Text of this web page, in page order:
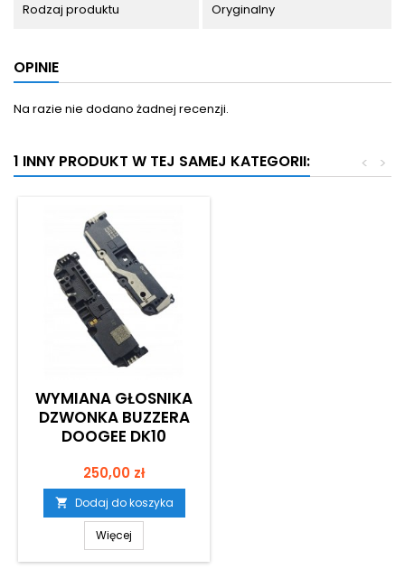
Rodzaj produktu Oryginalny
OPINIE
Na razie nie dodano żadnej recenzji.
1 INNY PRODUKT W TEJ SAMEJ KATEGORII: >
<
WYMIANA GŁOSNIKA
DZWONKA BUZZERA
DOOGEE DK10
Cena
250,00 zł
 Dodaj do koszyka
Więcej